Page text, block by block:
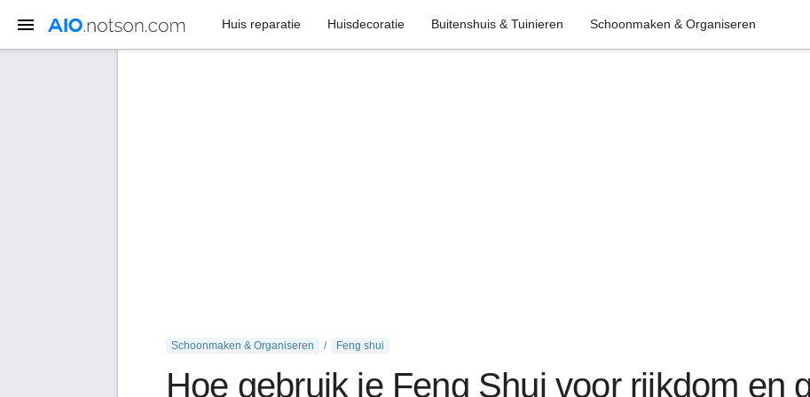
Huis reparatie Huisdecoratie Buitenshuis & Tuinieren Schoonmaken & Organiseren
Schoonmaken & Organiseren Feng shui
Hoe gebruik je Feng Shui voor rijkdom en